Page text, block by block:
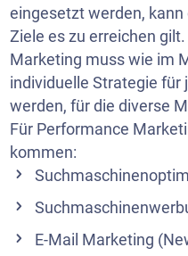
eingesetzt werden,
Ziele es zu erreichen
Marketing muss wie im
individuelle Strategie für
werden, für die diverse
Für Performance
kommen:
E-Mail Marketing